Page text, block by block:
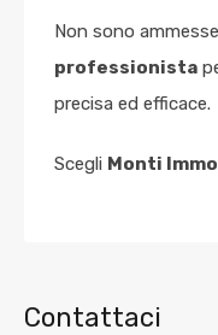
Non sono
professionista
precisa ed efficace.
Scegli Monti
Contattaci